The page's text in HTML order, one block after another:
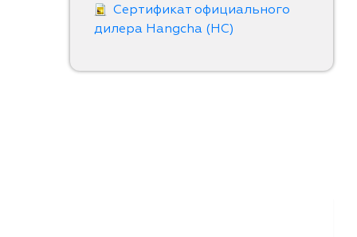
Сертификат официального
дилера Hangcha (HC)